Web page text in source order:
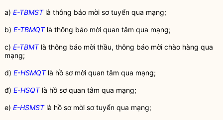
a) E-TBMSTlà thông báo mời sơ tuyển qua mạng;
b) E-TBMQTlà thông báo mời quan tâm qua mạng;
c) E-TBMTlà thông báo mời thầu, thông báo mời chào hàng qua
mạng;
d) E-HSMQTlà hồ sơ mời quan tâm qua mạng;
đ) E-HSQTlà hồ sơ quan tâm qua mạng;
e) E-HSMSTlà hồ sơ mời sơ tuyển qua mạng;